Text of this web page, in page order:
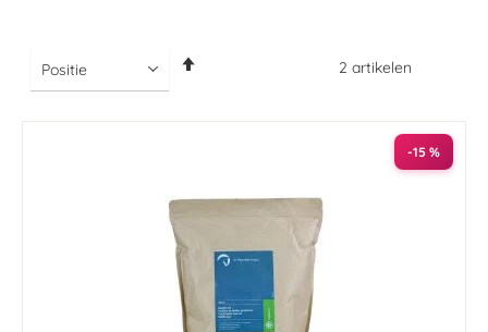
2 artikelen
-15 %